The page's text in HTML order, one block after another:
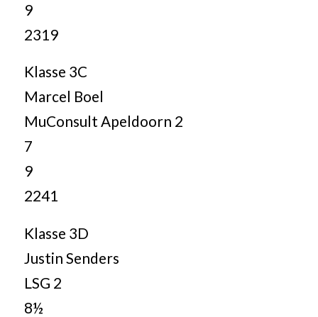
9
2319
Klasse 3C
Marcel Boel
MuConsult Apeldoorn 2
7
9
2241
Klasse 3D
Justin Senders
LSG 2
8½